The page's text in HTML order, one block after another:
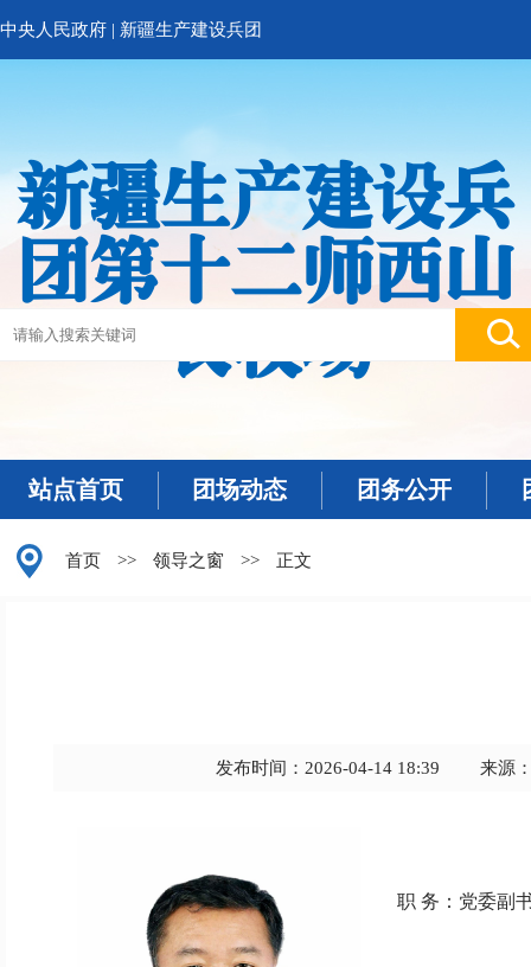
中央人民政府 | 新疆生产建设兵团
新疆生产建设兵
团第十二师西山
农牧场
站点首页 团场动态 团务公开
首页 >> 领导之窗 >> 正文
发布时间：2026-04-14 18:39 来源
职 务：党委副